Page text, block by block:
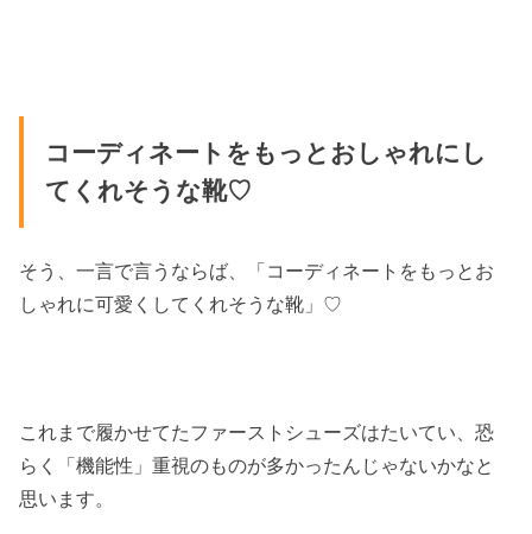
コーディネートをもっとおしゃれにし
てくれそうな靴♡
そう、一言で言うならば、「コーディネートをもっとお
しゃれに可愛くしてくれそうな靴」♡
これまで履かせてたファーストシューズはたいてい、恐
らく「機能性」重視のものが多かったんじゃないかなと
思います。